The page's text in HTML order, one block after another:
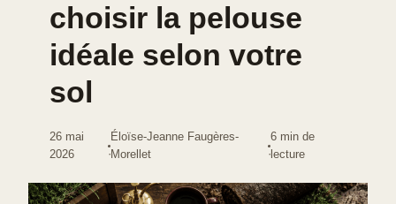
choisir la pelouse
idéale selon votre
sol
26 mai
2026
·
Éloïse-Jeanne Faugères-
Morellet
·
6 min de
lecture